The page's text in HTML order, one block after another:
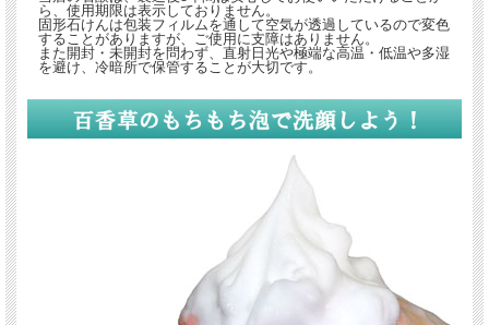
ら、使用期限は表示しておりません。
固形石けんは包装フィルムを通して空気が透過しているので変色
することがありますが、ご使用に支障はありません。
また開封・未開封を問わず、直射日光や極端な高温・低温や多湿
を避け、冷暗所で保管することが大切です。